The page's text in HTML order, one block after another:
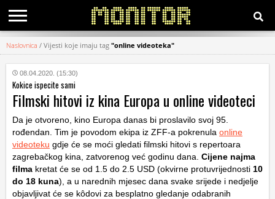
KATEGORIJE
HRVATSKI
WEB
Naslovnica / Vijesti koje imaju tag "online videoteka"
08.04.2020. (15:30)
Kokice ispecite sami
Filmski hitovi iz kina Europa u online videoteci
Da je otvoreno, kino Europa danas bi proslavilo svoj 95.
rođendan. Tim je povodom ekipa iz ZFF-a pokrenula online
videoteku gdje će se moći gledati filmski hitovi s repertoara
zagrebačkog kina, zatvorenog već godinu dana. Cijene najma
filma kretat će se od 1.5 do 2.5 USD (okvirne protuvrijednosti 10
do 18 kuna), a u narednih mjesec dana svake srijede i nedjelje
objavljivat će se kôdovi za besplatno gledanje odabranih